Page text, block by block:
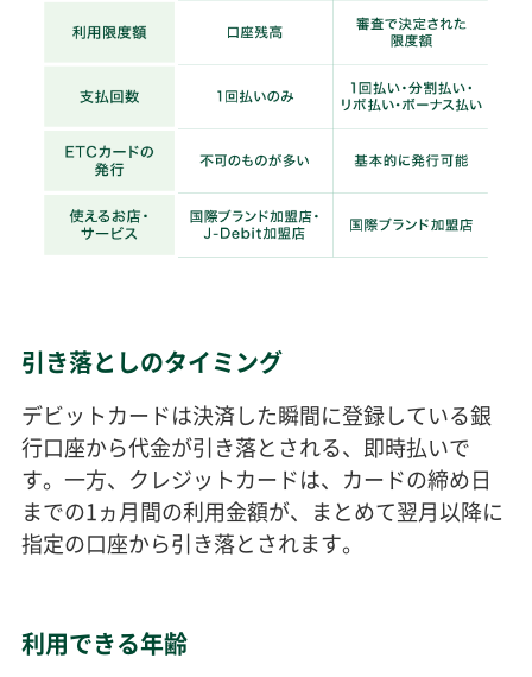
引き落としのタイミング
デビットカードは決済した瞬間に登録している銀
行口座から代金が引き落とされる、即時払いで
す。一方、クレジットカードは、カードの締め日
までの1ヵ月間の利用金額が、まとめて翌月以降に
指定の口座から引き落とされます。
利用できる年齢